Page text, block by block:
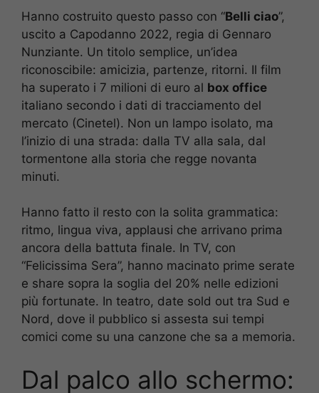
Hanno costruito questo passo con “Belli ciao”,
uscito a Capodanno 2022, regia di Gennaro
Nunziante. Un titolo semplice, un’idea
riconoscibile: amicizia, partenze, ritorni. Il film
ha superato i 7 milioni di euro al box office
italiano secondo i dati di tracciamento del
mercato (Cinetel). Non un lampo isolato, ma
l’inizio di una strada: dalla TV alla sala, dal
tormentone alla storia che regge novanta
minuti.
Hanno fatto il resto con la solita grammatica:
ritmo, lingua viva, applausi che arrivano prima
ancora della battuta finale. In TV, con
“Felicissima Sera”, hanno macinato prime serate
e share sopra la soglia del 20% nelle edizioni
più fortunate. In teatro, date sold out tra Sud e
Nord, dove il pubblico si assesta sui tempi
comici come su una canzone che sa a memoria.
Dal palco allo schermo: